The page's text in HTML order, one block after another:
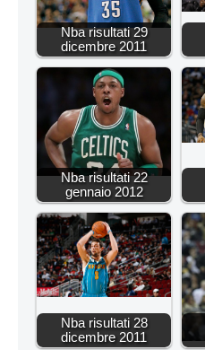
Nba risultati 29
dicembre 2011
Nba risultati 22
gennaio 2012
Nba risultati 28
dicembre 2011